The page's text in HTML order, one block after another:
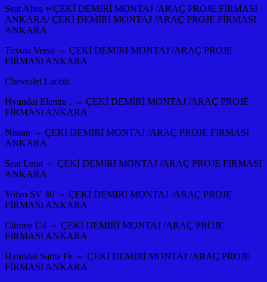
Seat Altea ↵ÇEKİ DEMİRİ MONTAJ /ARAÇ PROJE FİRMASI
ANKARA/ ÇEKİ DEMİRİ MONTAJ /ARAÇ PROJE FİRMASI
ANKARA
Toyota Verso ⇔ ÇEKİ DEMİRİ MONTAJ /ARAÇ PROJE
FİRMASI ANKARA
Chevrolet Lacetti
Hyundai Elantra , ⇔ ÇEKİ DEMİRİ MONTAJ /ARAÇ PROJE
FİRMASI ANKARA
Nissan ⇔ ÇEKİ DEMİRİ MONTAJ /ARAÇ PROJE FİRMASI
ANKARA
Seat Leon ⇔ ÇEKİ DEMİRİ MONTAJ /ARAÇ PROJE FİRMASI
ANKARA
Volvo SV 40 ⇔ ÇEKİ DEMİRİ MONTAJ /ARAÇ PROJE
FİRMASI ANKARA
Citroen C4 ⇔ ÇEKİ DEMİRİ MONTAJ /ARAÇ PROJE
FİRMASI ANKARA
Hyundai Santa Fe ⇔ ÇEKİ DEMİRİ MONTAJ /ARAÇ PROJE
FİRMASI ANKARA